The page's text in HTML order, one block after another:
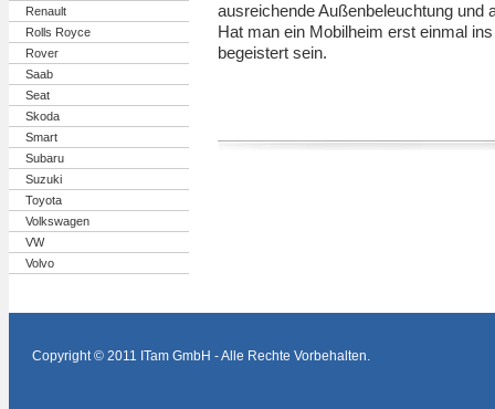
Renault
Rolls Royce
Rover
Saab
Seat
Skoda
Smart
Subaru
Suzuki
Toyota
Volkswagen
VW
Volvo
ausreichende Außenbeleuchtung und
Hat man ein Mobilheim erst einmal
begeistert sein.
Copyright © 2011 ITam GmbH - Alle Rechte Vorbehalten.